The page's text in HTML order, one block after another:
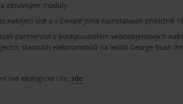
zásuvnými moduly.
nabíjecí sítě a v Evropě jsme nainstalovali přibližně
partnerství s poskytovatelem velkoobjemových
stanicích elektromobilů na letišti George Bush
své ekologické cíle, zde.